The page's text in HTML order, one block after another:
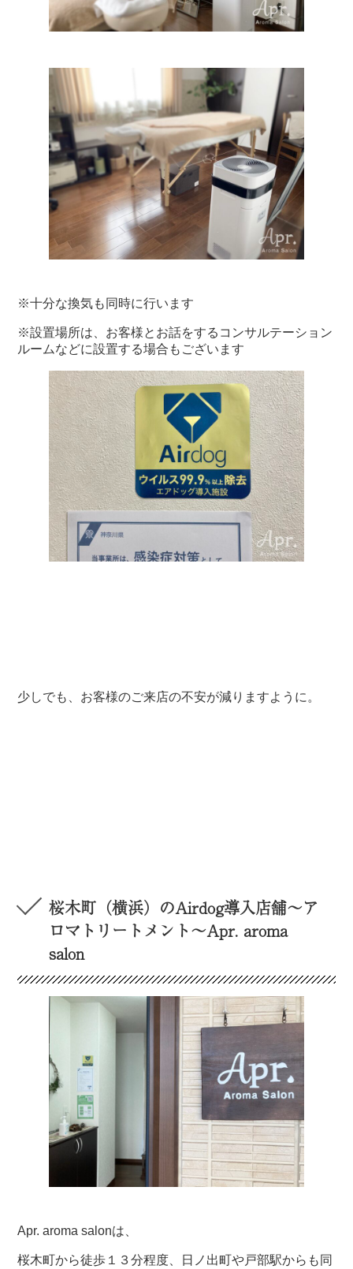
※十分な換気も同時に行います
※設置場所は、お客様とお話をするコンサルテーション
ルームなどに設置する場合もございます
少しでも、お客様のご来店の不安が減りますように。
桜木町（横浜）のAirdog導入店舗〜ア
ロマトリートメント〜Apr. aroma
salon
Apr. aroma salonは、
桜木町から徒歩１３分程度、日ノ出町や戸部駅からも同